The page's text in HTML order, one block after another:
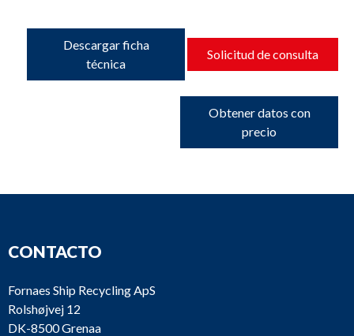
Descargar ficha
técnica
Solicitud de consulta
Obtener datos con
precio
CONTACTO
Fornaes Ship Recycling ApS
Rolshøjvej 12
DK-8500 Grenaa